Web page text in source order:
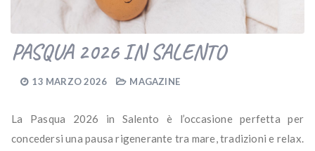
PASQUA 2026 IN SALENTO
13 MARZO 2026 MAGAZINE
La Pasqua 2026 in Salento è l’occasione perfetta per
concedersi una pausa rigenerante tra mare, tradizioni e relax.